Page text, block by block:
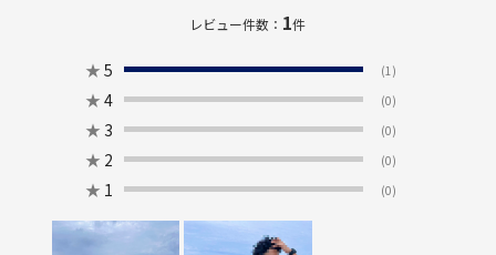
レビュー件数： 1件
★ 5 (1)
★ 4 (0)
★ 3 (0)
★ 2 (0)
★ 1 (0)